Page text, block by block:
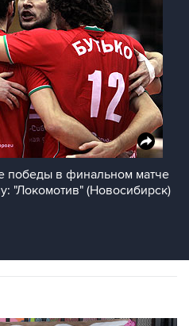
победы в финальном матче
"Локомотив" (Новосибирск)